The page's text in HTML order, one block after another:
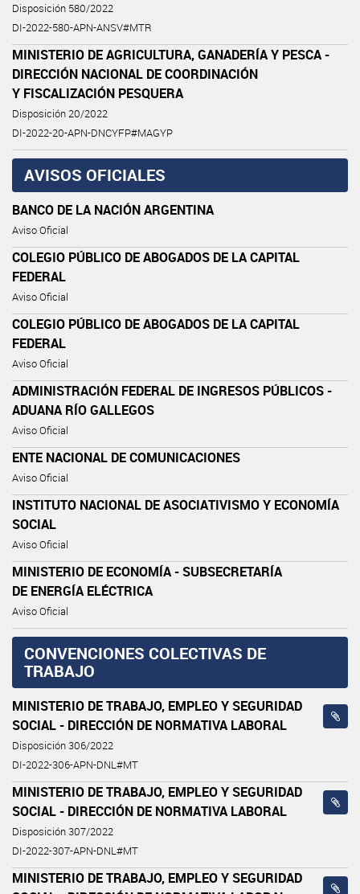
Disposición 580/2022
DI-2022-580-APN-ANSV#MTR
MINISTERIO DE AGRICULTURA, GANADERÍA Y PESCA -
DIRECCIÓN NACIONAL DE COORDINACIÓN
Y FISCALIZACIÓN PESQUERA
Disposición 20/2022
DI-2022-20-APN-DNCYFP#MAGYP
AVISOS OFICIALES
BANCO DE LA NACIÓN ARGENTINA
Aviso Oficial
COLEGIO PÚBLICO DE ABOGADOS DE LA CAPITAL
FEDERAL
Aviso Oficial
COLEGIO PÚBLICO DE ABOGADOS DE LA CAPITAL
FEDERAL
Aviso Oficial
ADMINISTRACIÓN FEDERAL DE INGRESOS PÚBLICOS -
ADUANA RÍO GALLEGOS
Aviso Oficial
ENTE NACIONAL DE COMUNICACIONES
Aviso Oficial
INSTITUTO NACIONAL DE ASOCIATIVISMO Y ECONOMÍA
SOCIAL
Aviso Oficial
MINISTERIO DE ECONOMÍA - SUBSECRETARÍA
DE ENERGÍA ELÉCTRICA
Aviso Oficial
CONVENCIONES COLECTIVAS DE
TRABAJO
MINISTERIO DE TRABAJO, EMPLEO Y SEGURIDAD
SOCIAL - DIRECCIÓN DE NORMATIVA LABORAL
Disposición 306/2022
DI-2022-306-APN-DNL#MT
MINISTERIO DE TRABAJO, EMPLEO Y SEGURIDAD
SOCIAL - DIRECCIÓN DE NORMATIVA LABORAL
Disposición 307/2022
DI-2022-307-APN-DNL#MT
MINISTERIO DE TRABAJO, EMPLEO Y SEGURIDAD